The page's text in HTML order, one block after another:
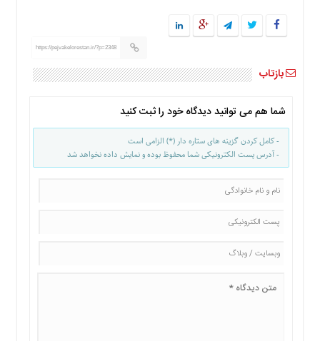
https://pejvakelorestan.ir/?p=2348
بازتاب
شما هم می توانید دیدگاه خود را ثبت کنید
- کامل کردن گزینه های ستاره دار (*) الزامی است
- آدرس پست الکترونیکی شما محفوظ بوده و نمایش داده نخواهد شد